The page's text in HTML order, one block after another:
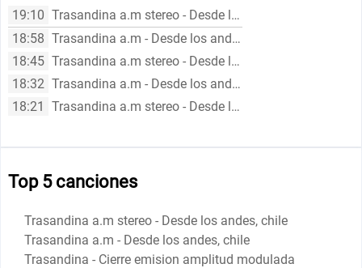
19:10 Trasandina a.m stereo - Desde los andes, chile
18:58 Trasandina a.m - Desde los andes, chile
18:45 Trasandina a.m stereo - Desde los andes, chile
18:32 Trasandina a.m - Desde los andes, chile
18:21
Trasandina a.m stereo - Desde los andes, chile
Top 5 canciones
Trasandina a.m stereo - Desde los andes, chile
Trasandina a.m - Desde los andes, chile
Trasandina - Cierre emision amplitud modulada